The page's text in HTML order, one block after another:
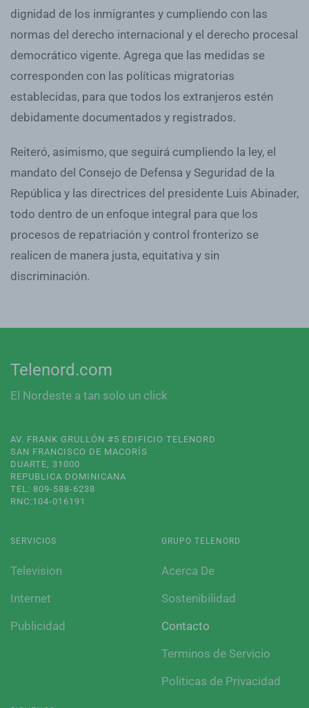
dignidad de los inmigrantes y cumpliendo con las
normas del derecho internacional y el derecho procesal
democrático vigente. Agrega que las medidas se
corresponden con las políticas migratorias
establecidas, para que todos los extranjeros estén
debidamente documentados y registrados.
Reiteró, asimismo, que seguirá cumpliendo la ley, el
mandato del Consejo de Defensa y Seguridad de la
República y las directrices del presidente Luis Abinader,
todo dentro de un enfoque integral para que los
procesos de repatriación y control fronterizo se
realicen de manera justa, equitativa y sin
discriminación.
Telenord.com
El Nordeste a tan solo un click
AV. FRANK GRULLÓN #5 EDIFICIO TELENORD
SAN FRANCISCO DE MACORÍS
DUARTE, 31000
REPUBLICA DOMINICANA
TEL: 809-588-6238
RNC:104-016191
SERVICIOS
Television
Internet
Publicidad
GRUPO TELENORD
Acerca De
Sostenibilidad
Contacto
Terminos de Servicio
Politicas de Privacidad